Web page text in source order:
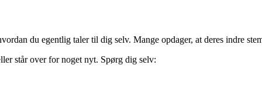
du egentlig taler til dig selv. Mange opdager, at deres indre
står over for noget nyt. Spørg dig selv: